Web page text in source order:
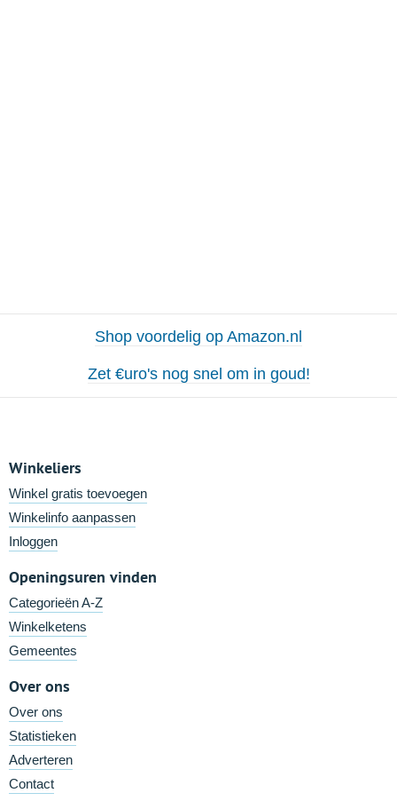
Shop voordelig op Amazon.nl
Zet €uro's nog snel om in goud!
Winkeliers
Winkel gratis toevoegen
Winkelinfo aanpassen
Inloggen
Openingsuren vinden
Categorieën A-Z
Winkelketens
Gemeentes
Over ons
Over ons
Statistieken
Adverteren
Contact